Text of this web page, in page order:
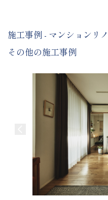
施工事例 - マンションリ
その他の施工事例